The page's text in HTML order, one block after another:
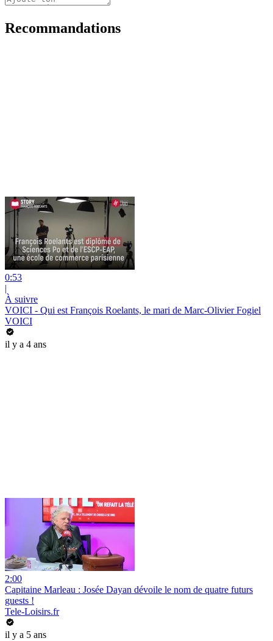
Recommandations
0:53
|
À suivre
VOICI - Qui est François Roelants, le mari de Marc-Olivier Fogiel
VOICI
il y a 4 ans
2:00
Capitaine Marleau : Josée Dayan dévoile le nom de quatre futurs
guests !
Tele-Loisirs.fr
il y a 5 ans